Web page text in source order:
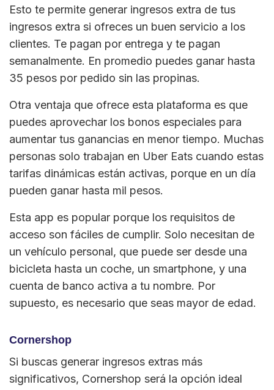
Esto te permite generar ingresos extra de tus
ingresos extra si ofreces un buen servicio a los
clientes. Te pagan por entrega y te pagan
semanalmente. En promedio puedes ganar hasta
35 pesos por pedido sin las propinas.
Otra ventaja que ofrece esta plataforma es que
puedes aprovechar los bonos especiales para
aumentar tus ganancias en menor tiempo. Muchas
personas solo trabajan en Uber Eats cuando estas
tarifas dinámicas están activas, porque en un día
pueden ganar hasta mil pesos.
Esta app es popular porque los requisitos de
acceso son fáciles de cumplir. Solo necesitan de
un vehículo personal, que puede ser desde una
bicicleta hasta un coche, un smartphone, y una
cuenta de banco activa a tu nombre. Por
supuesto, es necesario que seas mayor de edad.
Cornershop
Si buscas generar ingresos extras más
significativos, Cornershop será la opción ideal